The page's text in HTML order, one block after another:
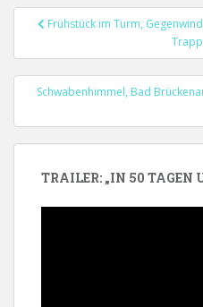
Frühstück im Turm,
Schwabenhimmel, Bad
TRAILER: „IN 50 TAGEN